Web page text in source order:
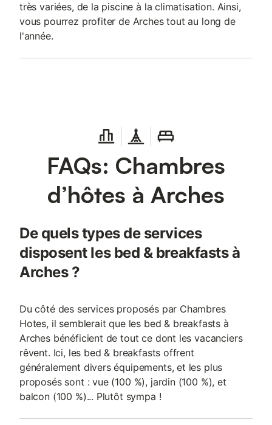
très variées, de la piscine à la climatisation. Ainsi,
vous pourrez profiter de Arches tout au long de
l'année.
FAQs: Chambres
d’hôtes à Arches
De quels types de services
disposent les bed & breakfasts à
Arches ?
Du côté des services proposés par Chambres
Hotes, il semblerait que les bed & breakfasts à
Arches bénéficient de tout ce dont les vacanciers
rêvent. Ici, les bed & breakfasts offrent
généralement divers équipements, et les plus
proposés sont : vue (100 %), jardin (100 %), et
balcon (100 %)... Plutôt sympa !